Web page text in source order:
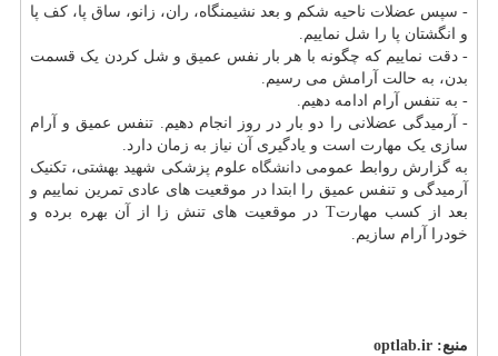
- سپس عضلات ناحیه شکم و بعد نشیمنگاه، ران، زانو، ساق پا، کف پا
و انگشتان پا را شل نماییم.
- دقت نماییم که چگونه با هر بار نفس عمیق و شل کردن یک قسمت
بدن، به حالت آرامش می رسیم.
- به تنفس آرام ادامه دهیم.
- آرمیدگی عضلانی را دو بار در روز انجام دهیم. تنفس عمیق و آرام
سازی یک مهارت است و یادگیری آن نیاز به زمان دارد.
به گزارش روابط عمومی دانشگاه علوم پزشکی شهید بهشتی، تکنیک
آرمیدگی و تنفس عمیق را ابتدا در موقعیت های عادی تمرین نماییم و
بعد از کسب مهارتT در موقعیت های تنش زا از آن بهره برده و
خودرا آرام سازیم.
منبع: optlab.ir